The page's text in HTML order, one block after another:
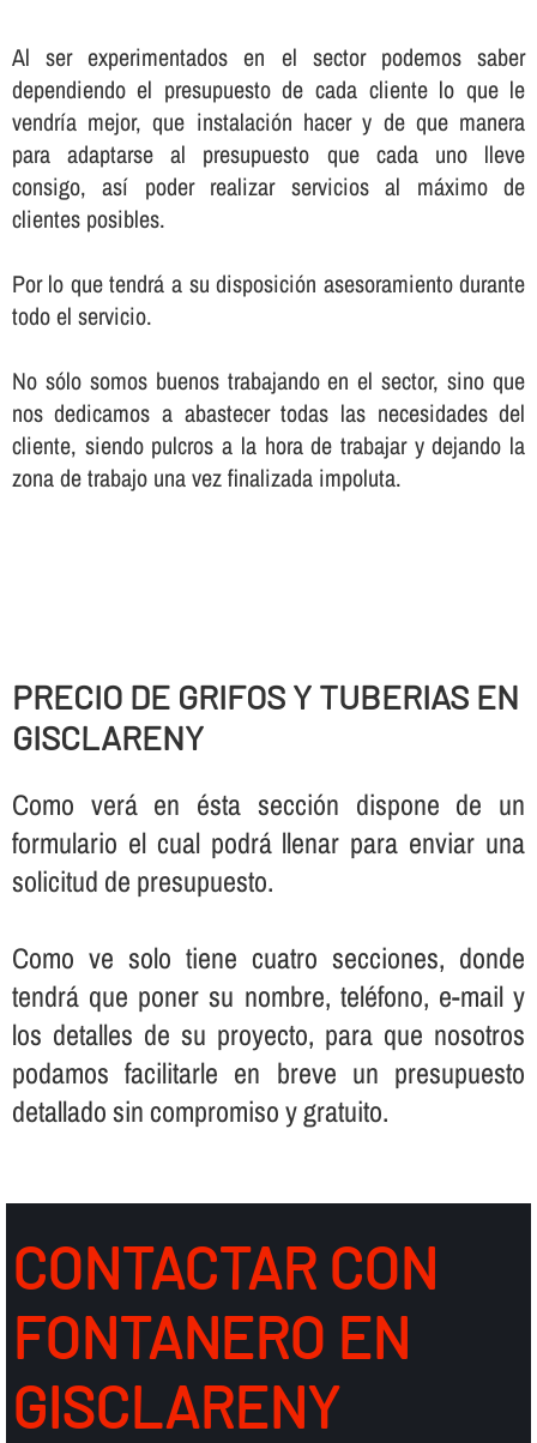
Al ser experimentados en el sector podemos saber
dependiendo el presupuesto de cada cliente lo que le
vendrí­a mejor, que instalación hacer y de que manera
para adaptarse al presupuesto que cada uno lleve
consigo, así­ poder realizar servicios al máximo de
clientes posibles.
Por lo que tendrá a su disposición asesoramiento durante
todo el servicio.
No sólo somos buenos trabajando en el sector, sino que
nos dedicamos a abastecer todas las necesidades del
cliente, siendo pulcros a la hora de trabajar y dejando la
zona de trabajo una vez finalizada impoluta.
PRECIO DE GRIFOS Y TUBERIAS EN
GISCLARENY
Como verá en ésta sección dispone de un
formulario el cual podrá llenar para enviar una
solicitud de presupuesto.
Como ve solo tiene cuatro secciones, donde
tendrá que poner su nombre, teléfono, e-mail y
los detalles de su proyecto, para que nosotros
podamos facilitarle en breve un presupuesto
detallado sin compromiso y gratuito.
CONTACTAR CON
FONTANERO EN
GISCLARENY